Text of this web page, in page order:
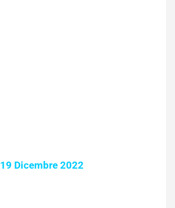
19 Dicembre 2022